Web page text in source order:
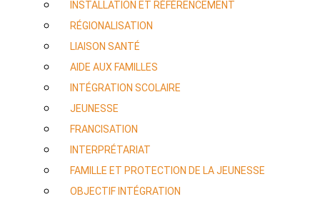
INSTALLATION ET RÉFÉRENCEMENT
RÉGIONALISATION
LIAISON SANTÉ
AIDE AUX FAMILLES
INTÉGRATION SCOLAIRE
JEUNESSE
FRANCISATION
INTERPRÉTARIAT
FAMILLE ET PROTECTION DE LA JEUNESSE
OBJECTIF INTÉGRATION